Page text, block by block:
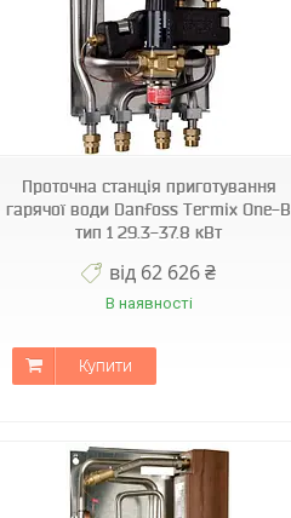
Проточна станція приготування
гарячої води Danfoss Termix One-B
тип 1 29.3-37.8 кВт
від 62 626 ₴
В наявності
Купити